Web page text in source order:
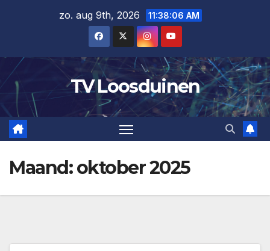
inhoud
zo. aug 9th, 2026 11:38:06 AM
TV Loosduinen
Maand:oktober 2025